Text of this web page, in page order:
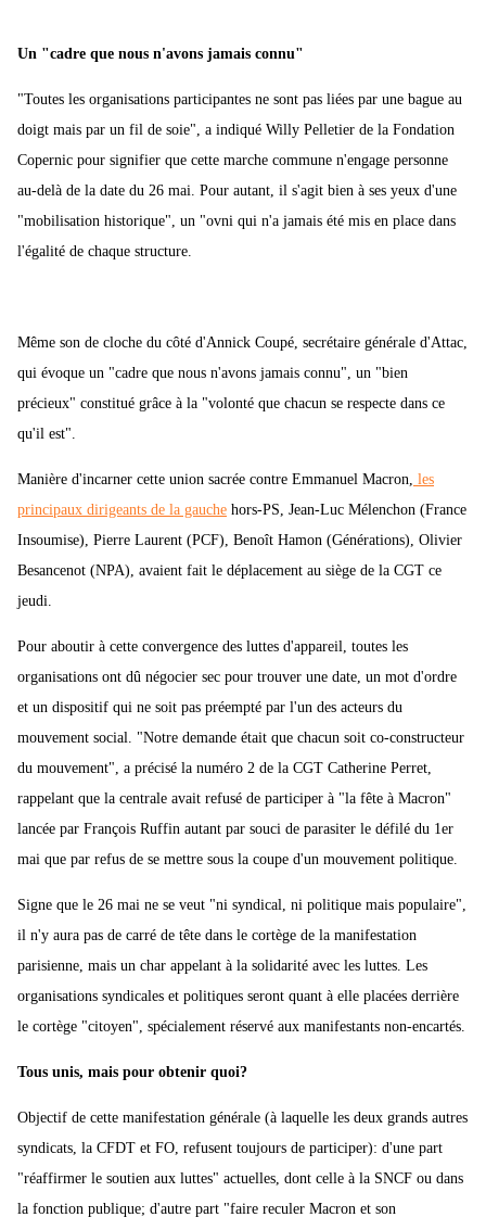
Un "cadre que nous n'avons jamais connu"
"Toutes les organisations participantes ne sont pas liées par une bague au
doigt mais par un fil de soie", a indiqué Willy Pelletier de la Fondation
Copernic pour signifier que cette marche commune n'engage personne
au-delà de la date du 26 mai. Pour autant, il s'agit bien à ses yeux d'une
"mobilisation historique", un "ovni qui n'a jamais été mis en place dans
l'égalité de chaque structure.
Même son de cloche du côté d'Annick Coupé, secrétaire générale d'Attac,
qui évoque un "cadre que nous n'avons jamais connu", un "bien
précieux" constitué grâce à la "volonté que chacun se respecte dans ce
qu'il est".
Manière d'incarner cette union sacrée contre Emmanuel Macron, les
principaux dirigeants de la gauche hors-PS, Jean-Luc Mélenchon (France
Insoumise), Pierre Laurent (PCF), Benoît Hamon (Générations), Olivier
Besancenot (NPA), avaient fait le déplacement au siège de la CGT ce
jeudi.
Pour aboutir à cette convergence des luttes d'appareil, toutes les
organisations ont dû négocier sec pour trouver une date, un mot d'ordre
et un dispositif qui ne soit pas préempté par l'un des acteurs du
mouvement social. "Notre demande était que chacun soit co-constructeur
du mouvement", a précisé la numéro 2 de la CGT Catherine Perret,
rappelant que la centrale avait refusé de participer à "la fête à Macron"
lancée par François Ruffin autant par souci de parasiter le défilé du 1er
mai que par refus de se mettre sous la coupe d'un mouvement politique.
Signe que le 26 mai ne se veut "ni syndical, ni politique mais populaire",
il n'y aura pas de carré de tête dans le cortège de la manifestation
parisienne, mais un char appelant à la solidarité avec les luttes. Les
organisations syndicales et politiques seront quant à elle placées derrière
le cortège "citoyen", spécialement réservé aux manifestants non-encartés.
Tous unis, mais pour obtenir quoi?
Objectif de cette manifestation générale (à laquelle les deux grands autres
syndicats, la CFDT et FO, refusent toujours de participer): d'une part
"réaffirmer le soutien aux luttes" actuelles, dont celle à la SNCF ou dans
la fonction publique; d'autre part "faire reculer Macron et son